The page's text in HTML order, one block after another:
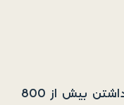
اولین استارتاپ کانادایی لوپیو با داشتن بیش از 800